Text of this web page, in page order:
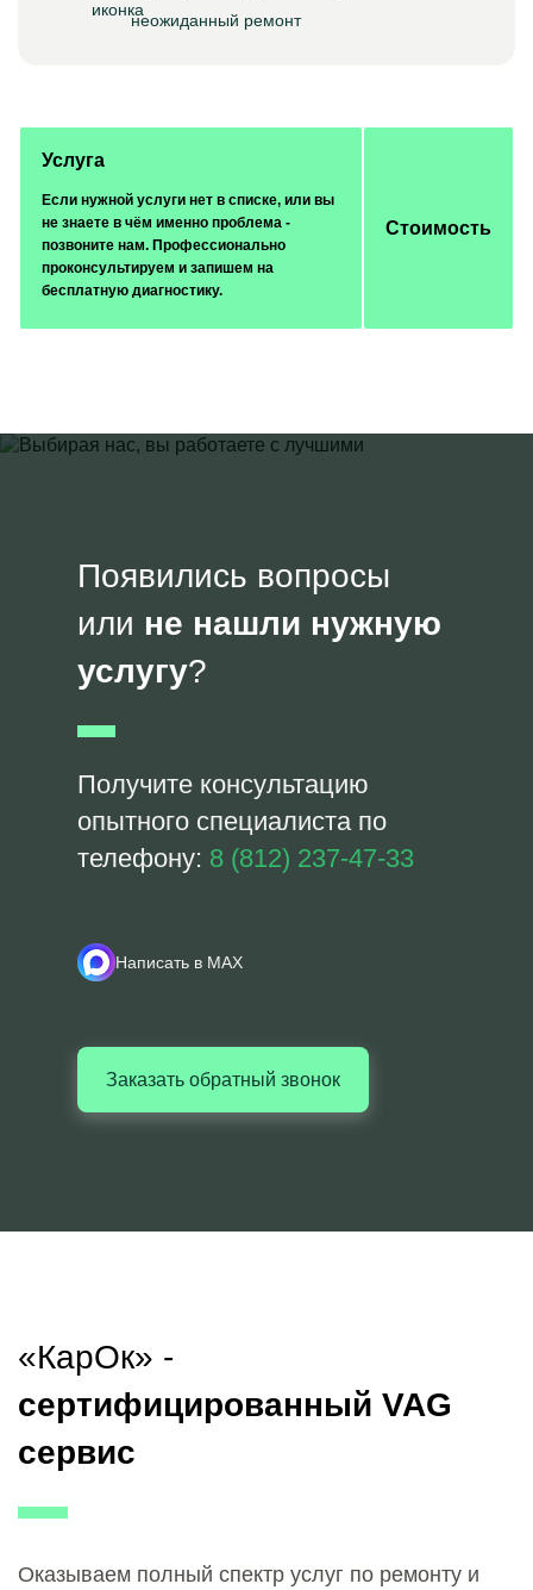
неожиданный ремонт
Услуга
Если нужной услуги нет в списке, или вы
не знаете в чём именно проблема -
позвоните нам. Профессионально
проконсультируем и запишем на
бесплатную диагностику.
Стоимость
Появились вопросы
или не нашли нужную
услугу?
Получите консультацию
опытного специалиста по
телефону: 8 (812) 237-47-33
Написать в MAX
Заказать обратный звонок
«КарОк» -
сертифицированный VAG
сервис
Оказываем полный спектр услуг по ремонту и